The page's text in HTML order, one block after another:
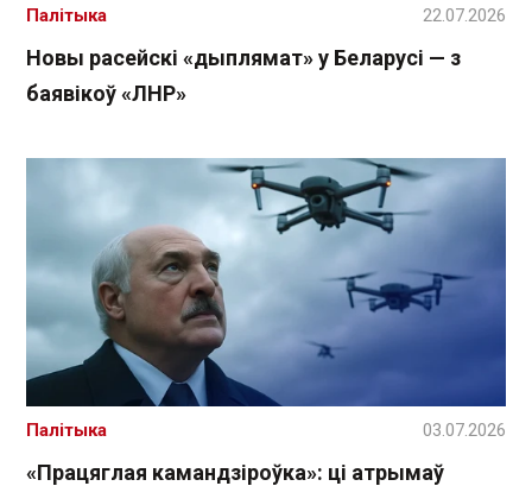
Новы расейскі «дыплямат» у Беларусі — з
баявікоў «ЛНР»
Палітыка 22.07.2026
«Працяглая камандзіроўка»: ці атрымаў
Палітыка 03.07.2026